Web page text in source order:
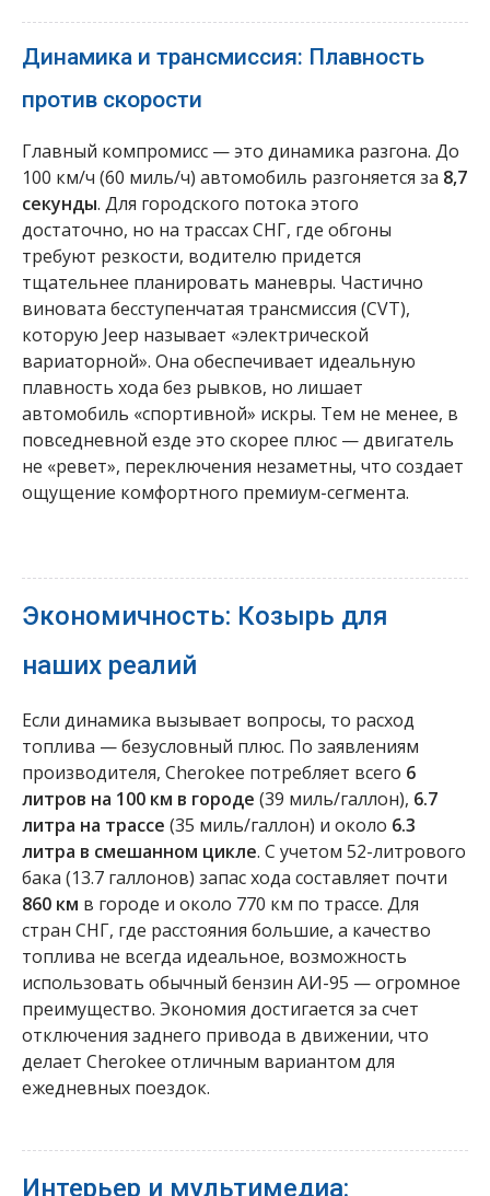
Динамика и трансмиссия: Плавность
против скорости
Главный компромисс — это динамика разгона. До
100 км/ч (60 миль/ч) автомобиль разгоняется за 8,7
секунды. Для городского потока этого
достаточно, но на трассах СНГ, где обгоны
требуют резкости, водителю придется
тщательнее планировать маневры. Частично
виновата бесступенчатая трансмиссия (CVT),
которую Jeep называет «электрической
вариаторной». Она обеспечивает идеальную
плавность хода без рывков, но лишает
автомобиль «спортивной» искры. Тем не менее, в
повседневной езде это скорее плюс — двигатель
не «ревет», переключения незаметны, что создает
ощущение комфортного премиум-сегмента.
Экономичность: Козырь для
наших реалий
Если динамика вызывает вопросы, то расход
топлива — безусловный плюс. По заявлениям
производителя, Cherokee потребляет всего 6
литров на 100 км в городе (39 миль/галлон), 6.7
литра на трассе (35 миль/галлон) и около 6.3
литра в смешанном цикле. С учетом 52-литрового
бака (13.7 галлонов) запас хода составляет почти
860 км в городе и около 770 км по трассе. Для
стран СНГ, где расстояния большие, а качество
топлива не всегда идеальное, возможность
использовать обычный бензин АИ-95 — огромное
преимущество. Экономия достигается за счет
отключения заднего привода в движении, что
делает Cherokee отличным вариантом для
ежедневных поездок.
Интерьер и мультимедиа: